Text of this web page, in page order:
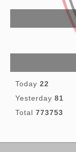
Today 22
Yesterday 81
Total 773753